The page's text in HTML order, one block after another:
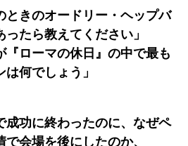
ときのオードリー・ヘップバ
たら教えてください」
『ローマの休日』の中で最も
何でしょう」
成功に終わったのに、なぜペ
会場を後にしたのか、